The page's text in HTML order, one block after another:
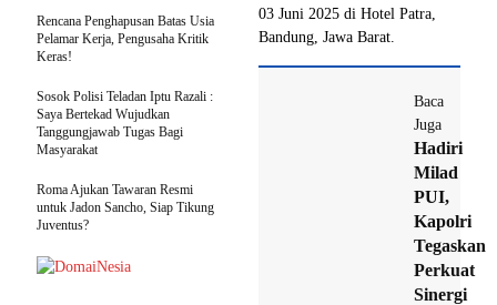
03 Juni 2025 di Hotel Patra,
Bandung, Jawa Barat.
Baca
Juga
Hadiri
Milad
PUI,
Kapolri
Tegaskan
Perkuat
Sinergi
Rencana Penghapusan Batas Usia
Pelamar Kerja, Pengusaha Kritik
Keras!
Sosok Polisi Teladan Iptu Razali :
Saya Bertekad Wujudkan
Tanggungjawab Tugas Bagi
Masyarakat
Roma Ajukan Tawaran Resmi
untuk Jadon Sancho, Siap Tikung
Juventus?